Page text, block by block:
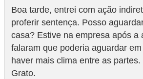
Boa tarde, entrei com ação
proferir sentença. Posso
casa? Estive na empresa após a
falaram que poderia aguardar
haver mais clima entre as partes.
Grato.